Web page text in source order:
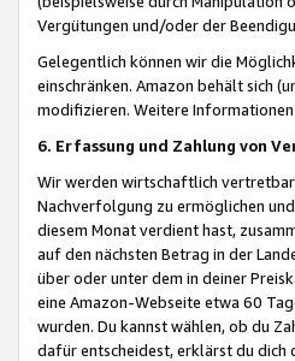
Vergütungen und/oder der
Gelegentlich können wir die
einschränken. Amazon behält sich
modifizieren. Weitere
6. Erfassung und Zahlung von
Wir werden wirtschaftlich
Nachverfolgung zu ermöglichen
diesem Monat verdient hast,
auf den nächsten Betrag in der
über oder unter dem in deiner
eine Amazon-Webseite etwa 60
wurden. Du kannst wählen, ob du
dafür entscheidest, erklärst du dich